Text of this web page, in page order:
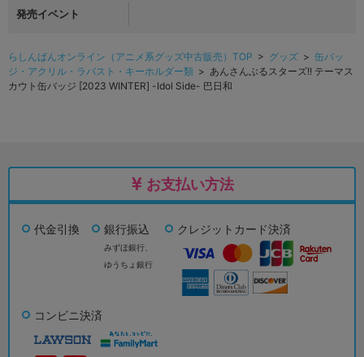
発売イベント
らしんばんオンライン（アニメ系グッズ中古販売）TOP > グッズ > 缶バッ
ジ・アクリル・ラバスト・キーホルダー類 > あんさんぶるスターズ!! テーマス
カウト缶バッジ [2023 WINTER] -Idol Side- 巴日和
お支払い方法
代金引換 銀行振込
みずほ銀行、
ゆうちょ銀行
クレジットカード決済
コンビニ決済